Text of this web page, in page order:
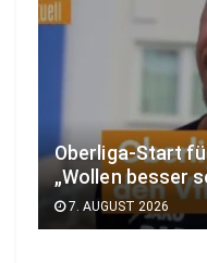
Oberliga-Start
„Wollen besser
7. AUGUST 2026